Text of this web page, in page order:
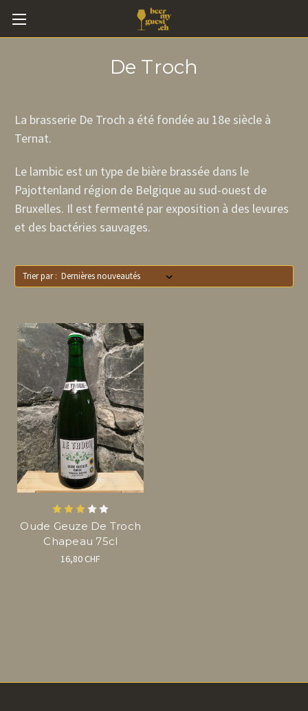
De Troch
La brasserie De Troch a été fondée au 18e siècle à
Ternat.
Le lambic est un type de bière brassée dans le
Pajottenland région de Belgique au sud-ouest de
Bruxelles. Il est fermenté par exposition à des levures
et des bactéries sauvages.
Trier par :
Oude Geuze De Troch
Chapeau 75cl
16,80 CHF